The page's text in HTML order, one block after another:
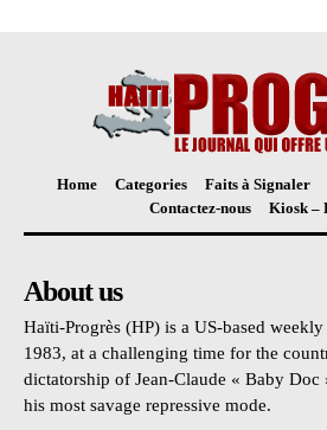
Home Categories Faits à Signaler
Contactez-nous
Kiosk –
About us
Haïti-Progrès (HP) is a US-based
1983, at a challenging time for the
dictatorship of Jean-Claude « Baby
his most savage repressive mode.